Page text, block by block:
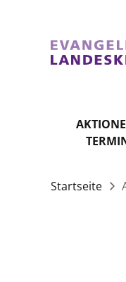
Startseite